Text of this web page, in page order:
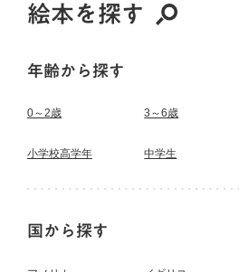
絵本を探す
年齢から探す
0～2歳 3～6歳
小学校高学年 中学生
国から探す